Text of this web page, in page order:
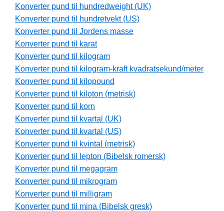
Konverter pund til hundredweight (UK)
Konverter pund til hundretvekt (US)
Konverter pund til Jordens masse
Konverter pund til karat
Konverter pund til kilogram
Konverter pund til kilogram-kraft kvadratsekund/meter
Konverter pund til kilopound
Konverter pund til kiloton (metrisk)
Konverter pund til korn
Konverter pund til kvartal (UK)
Konverter pund til kvartal (US)
Konverter pund til kvintal (metrisk)
Konverter pund til lepton (Bibelsk romersk)
Konverter pund til megagram
Konverter pund til mikrogram
Konverter pund til milligram
Konverter pund til mina (Bibelsk gresk)